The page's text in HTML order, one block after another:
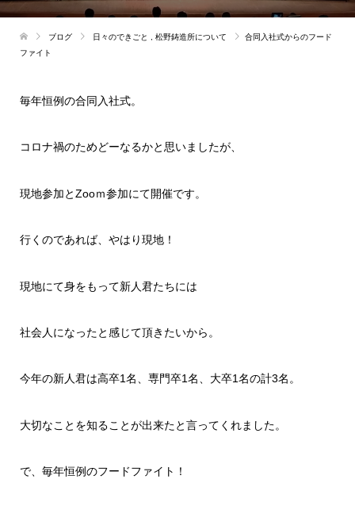
ブログ 日々のできごと 松野鋳造所について
合同入社式からのフード
ファイト
毎年恒例の合同入社式。
コロナ禍のためどーなるかと思いましたが、
現地参加とZooｍ参加にて開催です。
行くのであれば、やはり現地！
現地にて身をもって新人君たちには
社会人になったと感じて頂きたいから。
今年の新人君は高卒1名、専門卒1名、大卒1名の計3名。
大切なことを知ることが出来たと言ってくれました。
で、毎年恒例のフードファイト！